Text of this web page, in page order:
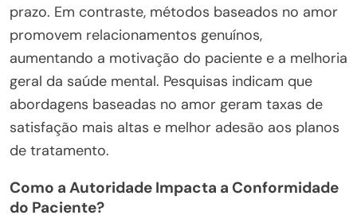
prazo. Em contraste, métodos baseados no amor
promovem relacionamentos genuínos,
aumentando a motivação do paciente e a melhoria
geral da saúde mental. Pesquisas indicam que
abordagens baseadas no amor geram taxas de
satisfação mais altas e melhor adesão aos planos
de tratamento.
Como a Autoridade Impacta a Conformidade
do Paciente?